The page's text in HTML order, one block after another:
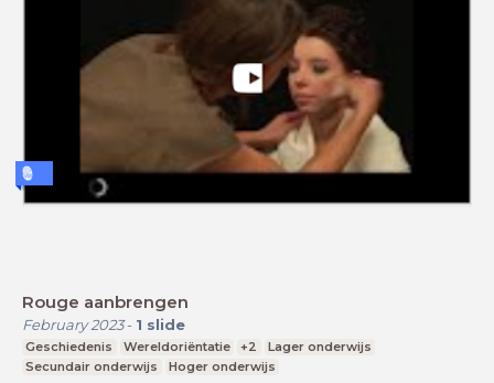
Rouge aanbrengen
February 2023- 1 slide
Geschiedenis Wereldoriëntatie +2
Lager onderwijs
Secundair onderwijs
Hoger onderwijs